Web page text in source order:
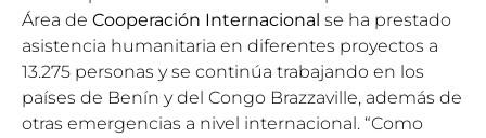
Área de Cooperación Internacional se ha prestado
asistencia humanitaria en diferentes proyectos a
13.275 personas y se continúa trabajando en los
países de Benín y del Congo Brazzaville, además de
otras emergencias a nivel internacional. “Como